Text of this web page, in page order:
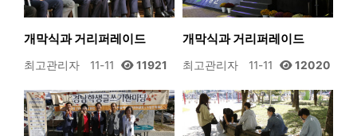
개막식과 거리퍼레이드
최고관리자 11-11 11921
개막식과 거리퍼레이드
최고관리자 11-11 12020